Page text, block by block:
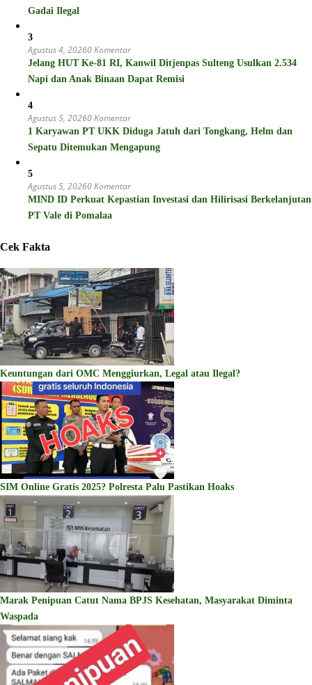
Gadai Ilegal
3
Agustus 4, 20260 Komentar
Jelang HUT Ke-81 RI, Kanwil Ditjenpas Sulteng Usulkan 2.534
Napi dan Anak Binaan Dapat Remisi
4
Agustus 5, 20260 Komentar
1 Karyawan PT UKK Diduga Jatuh dari Tongkang, Helm dan
Sepatu Ditemukan Mengapung
5
Agustus 5, 20260 Komentar
MIND ID Perkuat Kepastian Investasi dan Hilirisasi Berkelanjutan
PT Vale di Pomalaa
Cek Fakta
Keuntungan dari OMC Menggiurkan, Legal atau Ilegal?
SIM Online Gratis 2025? Polresta Palu Pastikan Hoaks
Marak Penipuan Catut Nama BPJS Kesehatan, Masyarakat Diminta
Waspada